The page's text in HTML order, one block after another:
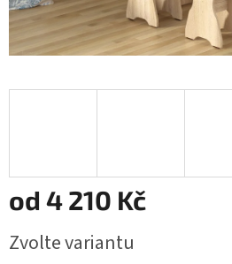
od 4 210 Kč
cena:
Zvolte variantu